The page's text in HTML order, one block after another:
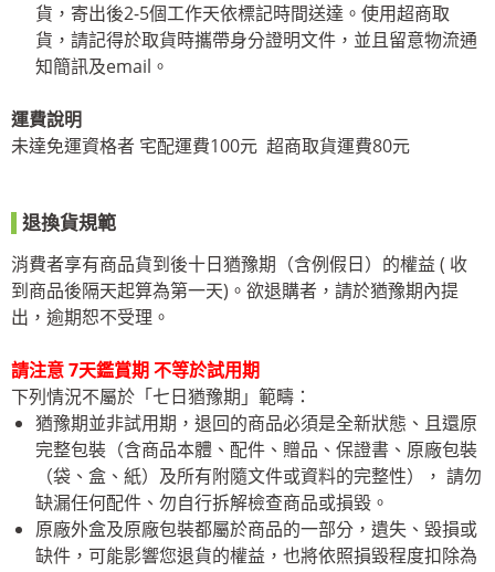
貨，寄出後2-5個工作天依標記時間送達。使用超商取
貨，請記得於取貨時攜帶身分證明文件，並且留意物流通
知簡訊及email。
運費說明
未達免運資格者 宅配運費100元 超商取貨運費80元
退換貨規範
消費者享有商品貨到後十日猶豫期（含例假日）的權益 ( 收
到商品後隔天起算為第一天)。欲退購者，請於猶豫期內提
出，逾期恕不受理。
請注意7天鑑賞期不等於試用期
下列情況不屬於「七日猶豫期」範疇：
猶豫期並非試用期，退回的商品必須是全新狀態、且還原
完整包裝（含商品本體、配件、贈品、保證書、原廠包裝
（袋、盒、紙）及所有附隨文件或資料的完整性）， 請勿
缺漏任何配件、勿自行拆解檢查商品或損毀。
原廠外盒及原廠包裝都屬於商品的一部分，遺失、毀損或
缺件，可能影響您退貨的權益，也將依照損毀程度扣除為